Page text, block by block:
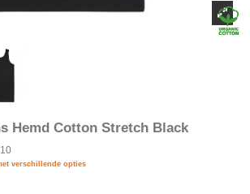
Hemd Cotton Stretch Black
verschillende opties